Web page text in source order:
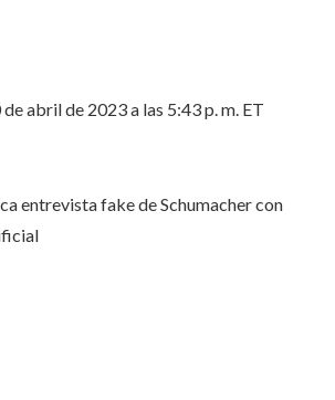
abril de 2023 a las 5:43 p. m. ET